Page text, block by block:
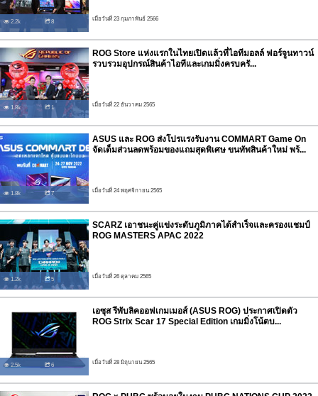
2.2k 8 เมื่อวันที่ 23 กุมภาพันธ์ 2566
1.8k 1
ROG Store แห่งแรกในไทยเปิดแล้วที่ไอทีมอลล์ ฟอร์จูนทาวน์
รวบรวมอุปกรณ์สินค้าไอทีและเกมมิ่งครบครั...
เมื่อวันที่ 22 ธันวาคม 2565
1.8k 7
ASUS และ ROG ส่งโปรแรงรับงาน COMMART Game On
จัดเต็มส่วนลดพร้อมของแถมสุดพิเศษ ขนทัพสินค้าใหม่ พร้...
เมื่อวันที่ 24 พฤศจิกายน 2565
1.2k 5
SCARZ เอาชนะคู่แข่งระดับภูมิภาคได้สำเร็จและครองแชมป์
ROG MASTERS APAC 2022
เมื่อวันที่ 26 ตุลาคม 2565
2.5k 6
เอซุส รีพับลิคออฟเกมเมอส์ (ASUS ROG) ประกาศเปิดตัว
ROG Strix Scar 17 Special Edition เกมมิ่งโน้ตบ...
เมื่อวันที่ 28 มิถุนายน 2565